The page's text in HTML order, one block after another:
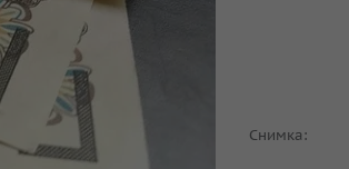
Снимка: